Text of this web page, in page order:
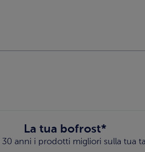
La tua bofrost*
30 anni i prodotti migliori sulla tua